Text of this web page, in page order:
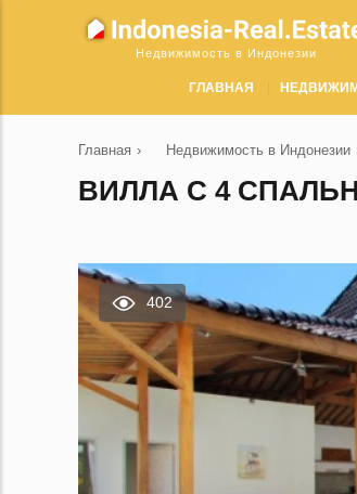
Недвижимость в Индонезии
ГЛАВНАЯ
Главная › Недвижимость в Индонезии
ВИЛЛА С 4
402